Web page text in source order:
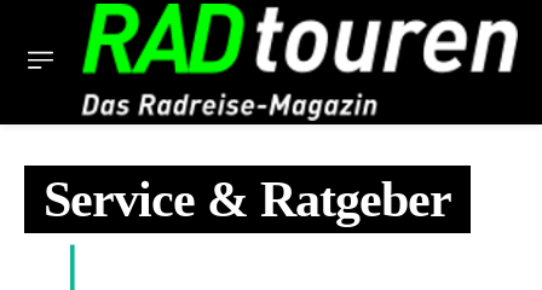
Service & Ratgeber